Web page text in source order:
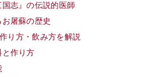
志』の伝説的医師
屠蘇の歴史
り方・飲み方を解説
と作り方